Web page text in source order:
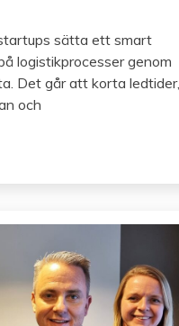
sätta ett smart
logistikprocesser genom
Det går att korta ledtider,
och